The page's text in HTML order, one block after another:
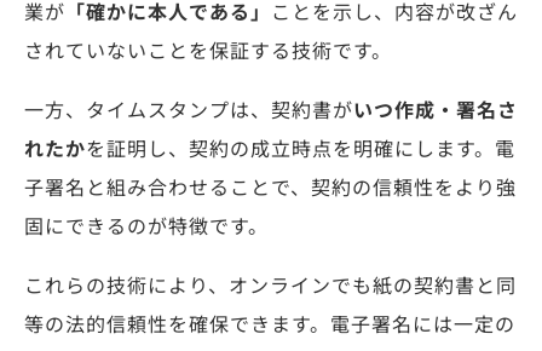
業が 「確かに本人である」
ことを示し、内容が改ざん
されていないことを保証する技術です。
一方、タイムスタンプは、契約書がいつ作成・署名さ
れたかを証明し、契約の成立時点を明確にします。電
子署名と組み合わせることで、契約の信頼性をより強
固にできるのが特徴です。
これらの技術により、オンラインでも紙の契約書と同
等の法的信頼性を確保できます。電子署名には一定の